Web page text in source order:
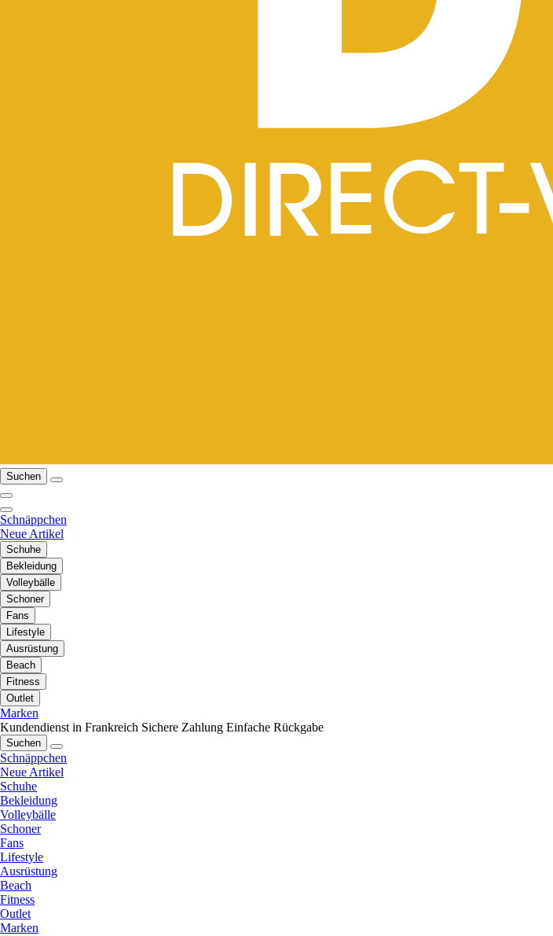
Suchen
Schnäppchen
Neue Artikel
Schuhe
Bekleidung
Volleybälle
Schoner
Fans
Lifestyle
Ausrüstung
Beach
Fitness
Outlet
Marken
Kundendienst in Frankreich Sichere Zahlung Einfache Rückgabe
Suchen
Schnäppchen
Neue Artikel
Schuhe
Bekleidung
Volleybälle
Schoner
Fans
Lifestyle
Ausrüstung
Beach
Fitness
Outlet
Marken